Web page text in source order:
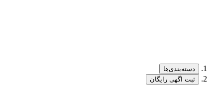
دسته‌بندی‌ها
ثبت اگهی رایگان